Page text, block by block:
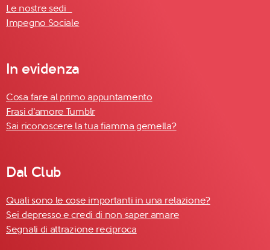
Le nostre sedi
Impegno Sociale
In evidenza
Cosa fare al primo appuntamento
Frasi d'amore Tumblr
Sai riconoscere la tua fiamma gemella?
Dal Club
Quali sono le cose importanti in una relazione?
Sei depresso e credi di non saper amare
Segnali di attrazione reciproca